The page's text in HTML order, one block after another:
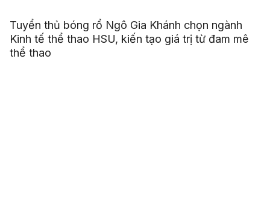
Tuyển thủ bóng rổ Ngô Gia Khánh chọn ngành
Kinh tế thể thao HSU, kiến tạo giá trị từ đam mê
thể thao